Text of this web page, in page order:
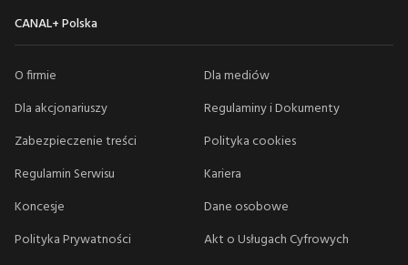
CANAL+ Polska
O firmie
Dla mediów
Dla akcjonariuszy
Regulaminy i Dokumenty
Zabezpieczenie treści
Polityka cookies
Regulamin Serwisu
Kariera
Koncesje
Dane osobowe
Polityka Prywatności
Akt o Usługach Cyfrowych